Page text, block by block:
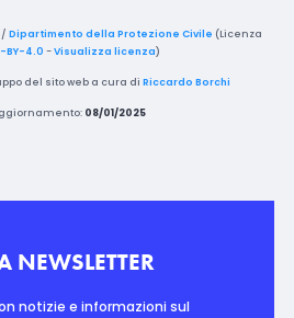
/ Dipartimento della Protezione Civile (Licenza
BY-4.0 -Visualizza licenza)
del sito web a cura di Riccardo Borchi
08/01/2025
NEWSLETTER
notizie e informazioni sul